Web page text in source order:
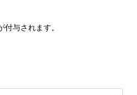
付与されます。